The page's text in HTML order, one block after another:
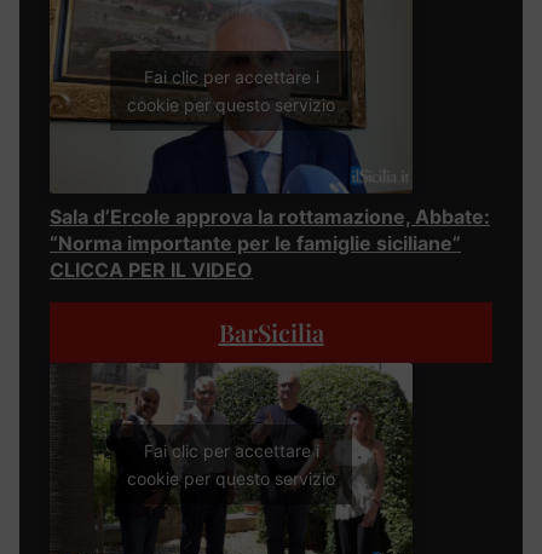
Fai clic per accettare i
cookie per questo servizio
Sala d’Ercole approva la rottamazione, Abbate:
“Norma importante per le famiglie siciliane”
CLICCA PER IL VIDEO
BarSicilia
Fai clic per accettare i
cookie per questo servizio